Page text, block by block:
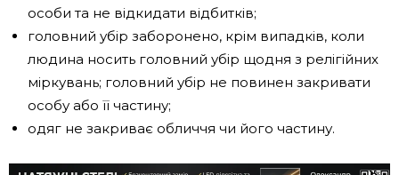
особи та не відкидати відбитків;
головний убір заборонено, крім випадків, коли
людина носить головний убір щодня з релігійних
міркувань; головний убір не повинен закривати
особу або її частину;
одяг не закриває обличчя чи його частину.